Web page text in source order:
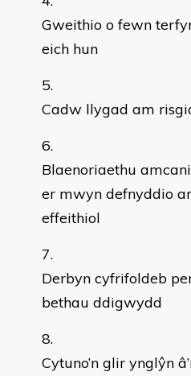
Gweithio o fewn
eich hun
Cadw llygad am
Blaenoriaethu
er mwyn defnyddio
effeithiol
Derbyn cyfrifoldeb
bethau ddigwydd
Cytuno’n glir ynglŷn